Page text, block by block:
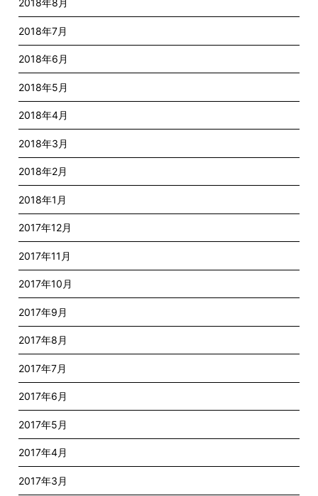
2018年8月
2018年7月
2018年6月
2018年5月
2018年4月
2018年3月
2018年2月
2018年1月
2017年12月
2017年11月
2017年10月
2017年9月
2017年8月
2017年7月
2017年6月
2017年5月
2017年4月
2017年3月